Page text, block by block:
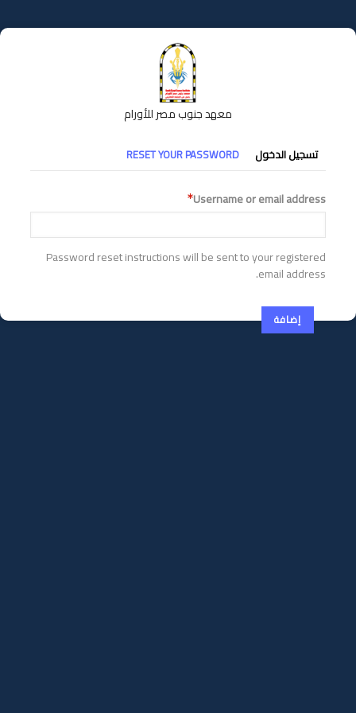
إلى
المحتوى
معهد جنوب مصر للأورام
التبويبات
الأساسية
تسجيل الدخول RESET YOUR PASSWORD
Username or email address
Password reset instructions will be sent to your registered
email address.